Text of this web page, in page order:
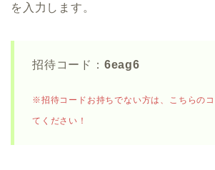
を入力します。
招待コード： 6eag6
※招待コードお持ちでない方は、こちらの
てください！